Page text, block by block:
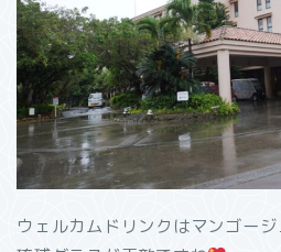
ウェルカムドリンクはマンゴージ